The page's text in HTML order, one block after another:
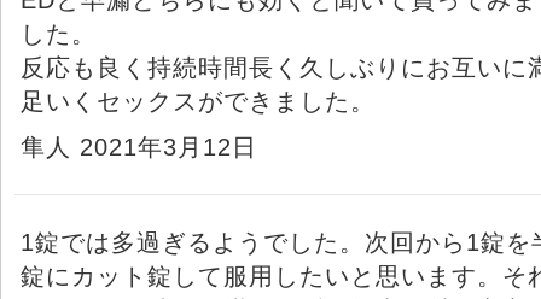
した。
反応も良く持続時間長く久しぶりにお互いに
足いくセックスができました。
隼人 2021年3月12日
1錠では多過ぎるようでした。次回から1錠を
錠にカット錠して服用したいと思います。そ